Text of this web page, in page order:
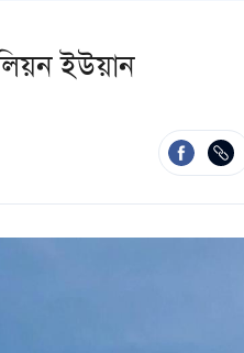
ইউয়ান